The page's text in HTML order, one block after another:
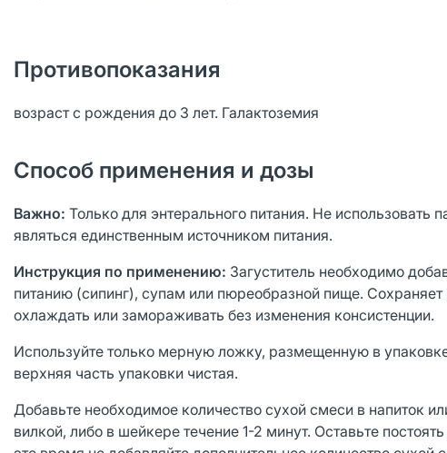
Противопоказания
возраст с рождения до 3 лет. Галактоземия
Способ применения и дозы
Важно: Только для энтерального питания. Не
являться единственным источником питания.
Инструкция по применению: Загуститель необходимо
питанию (сипинг), супам или пюреобразной пище.
охлаждать или замораживать без изменения консистенции.
Используйте только мерную ложку, размещенную в
верхняя часть упаковки чистая.
Добавьте необходимое количество сухой смеси в напиток
вилкой, либо в шейкере течение 1-2 минут. Оставьте